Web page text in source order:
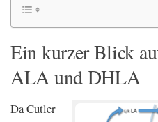
Ein kurzer Blick
ALA und DHLA
Da Cutler